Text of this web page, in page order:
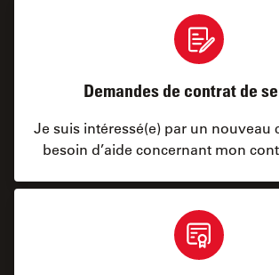
Demandes de contrat de
Je suis intéressé(e) par un nouveau
besoin d’aide concernant mon